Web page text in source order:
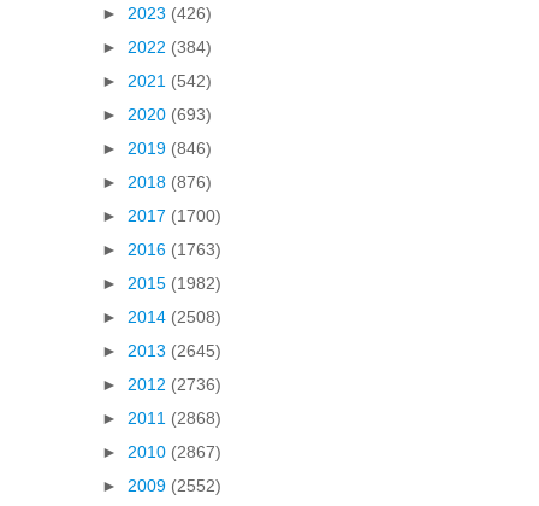
► 2023 (426)
► 2022 (384)
► 2021 (542)
► 2020 (693)
► 2019 (846)
► 2018 (876)
► 2017 (1700)
► 2016 (1763)
► 2015 (1982)
► 2014 (2508)
► 2013 (2645)
► 2012 (2736)
► 2011 (2868)
► 2010 (2867)
► 2009 (2552)